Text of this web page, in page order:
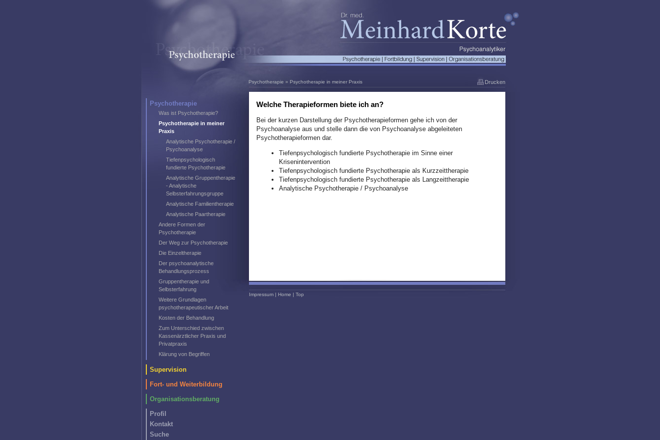
Psychotherapie » Psychotherapie in meiner Praxis Drucken
Psychotherapie
Was ist Psychotherapie?
Psychotherapie in meiner
Praxis
Analytische Psychotherapie /
Psychoanalyse
Tiefenpsychologisch
fundierte Psychotherapie
Analytische Gruppentherapie
- Analytische
Selbsterfahrungsgruppe
Analytische Familientherapie
Analytische Paartherapie
Andere Formen der
Psychotherapie
Der Weg zur Psychotherapie
Die Einzeltherapie
Der psychoanalytische
Behandlungsprozess
Gruppentherapie und
Selbsterfahrung
Weitere Grundlagen
psychotherapeutischer Arbeit
Kosten der Behandlung
Zum Unterschied zwischen
Kassenärztlicher Praxis und
Privatpraxis
Klärung von Begriffen
Supervision
Fort- und Weiterbildung
Organisationsberatung
Profil
Kontakt
Suche
Welche Therapieformen biete ich an?
Bei der kurzen Darstellung der Psychotherapieformen gehe ich von der
Psychoanalyse aus und stelle dann die von Psychoanalyse abgeleiteten
Psychotherapieformen dar.
Tiefenpsychologisch fundierte Psychotherapie im Sinne einer
Krisenintervention
Tiefenpsychologisch fundierte Psychotherapie als Kurzzeittherapie
Tiefenpsychologisch fundierte Psychotherapie als Langzeittherapie
Analytische Psychotherapie / Psychoanalyse
Impressum| Home | Top